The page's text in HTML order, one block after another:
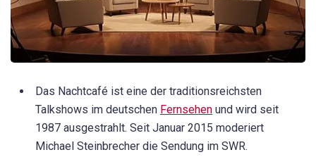
Das Nachtcafé ist eine der traditionsreichsten
Talkshows im deutschen Fernsehen und wird seit
1987 ausgestrahlt. Seit Januar 2015 moderiert
Michael Steinbrecher die Sendung im SWR.